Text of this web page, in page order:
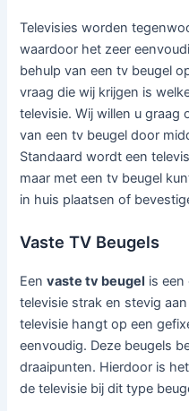
Televisies worden
waardoor het zeer
behulp van een tv beugel
vraag die wij krijgen is
televisie. Wij willen u
van een tv beugel door
Standaard wordt een
maar met een tv beugel
in huis plaatsen of
Vaste TV Beugels
Eenvaste tv beugel is een
televisie strak en stevig
televisie hangt op een
eenvoudig. Deze beugels
draaipunten. Hierdoor is
de televisie bij dit type